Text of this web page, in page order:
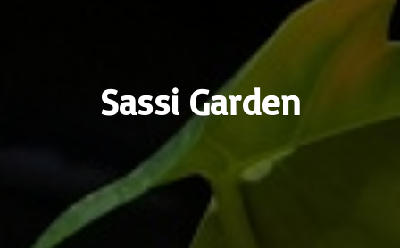
Sassi Garden